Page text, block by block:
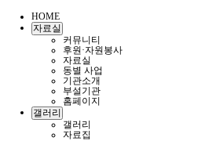
HOME
자료실
커뮤니티
후원·자원봉사
자료실
동별 사업
기관소개
부설기관
홈페이지
갤러리
갤러리
자료집